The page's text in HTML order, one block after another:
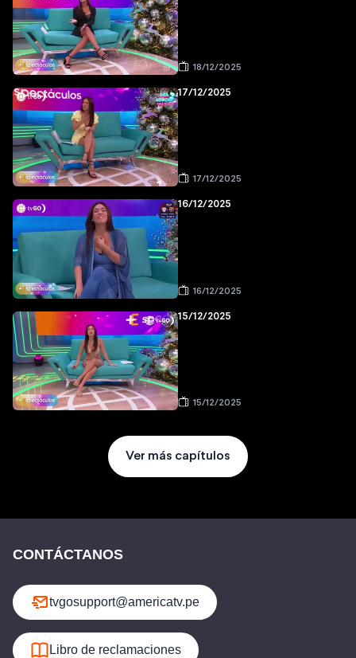
18/12/2025
17/12/2025
17/12/2025
16/12/2025
16/12/2025
15/12/2025
15/12/2025
Ver más capítulos
CONTÁCTANOS
tvgosupport@americatv.pe
Libro de reclamaciones